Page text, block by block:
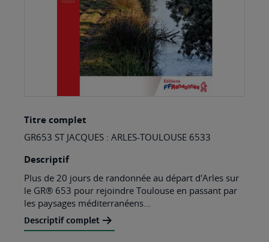
to
the
beginning
of
the
images
gallery
Titre complet
GR653 ST JACQUES : ARLES-TOULOUSE 6533
Descriptif
Plus de 20 jours de randonnée au départ d'Arles sur
le GR® 653 pour rejoindre Toulouse en passant par
les paysages méditerranéens...
Descriptif complet